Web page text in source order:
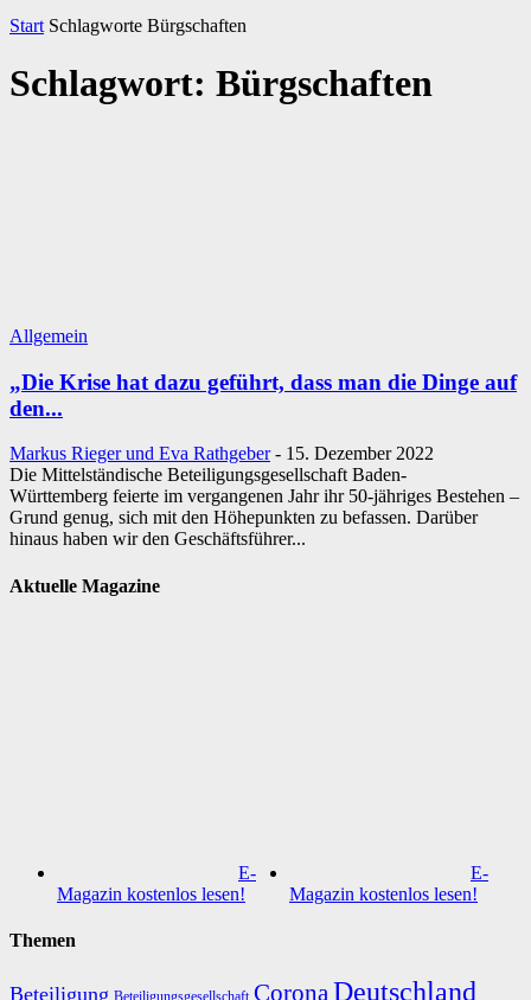
Start Schlagworte Bürgschaften
Schlagwort: Bürgschaften
Allgemein
„Die Krise hat dazu geführt, dass man die Dinge auf
den...
Markus Rieger und Eva Rathgeber - 15. Dezember 2022
Die Mittelständische Beteiligungsgesellschaft Baden-
Württemberg feierte im vergangenen Jahr ihr 50-jähriges Bestehen –
Grund genug, sich mit den Höhepunkten zu befassen. Darüber
hinaus haben wir den Geschäftsführer...
Aktuelle Magazine
E-
Magazin kostenlos lesen!
E-
Magazin kostenlos lesen!
Themen
Beteiligung CoronaDeutschland